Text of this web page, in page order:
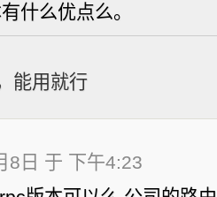
什么优点么。
能用就行
8日 于 下午4:23